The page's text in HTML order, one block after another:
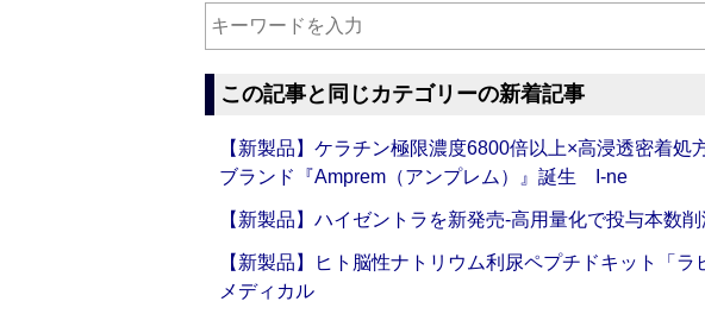
この記事と同じカテゴリーの新着記事
【新製品】ケラチン極限濃度6800倍以上×高浸透密着
ブランド『Amprem（アンプレム）』誕生 I-ne
【新製品】ハイゼントラを新発売‐高用量化で投与本数
【新製品】ヒト脳性ナトリウム利尿ペプチドキット「
メディカル